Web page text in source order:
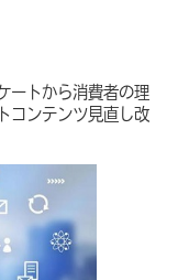
ートから消費者の理
コンテンツ見直し改